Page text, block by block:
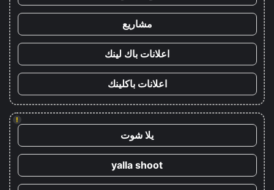
مشاريع
اعلانات باك لينك
اعلانات باكلينك
!
يلا شوت
yalla shoot